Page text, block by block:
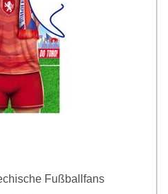
Fußballfans